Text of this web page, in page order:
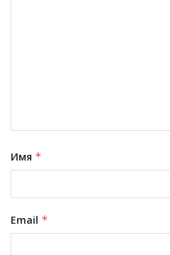
Имя *
Email *